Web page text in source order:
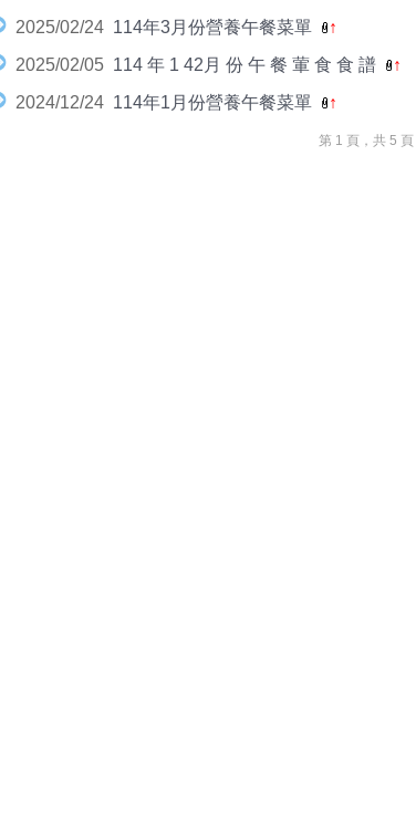
2025/02/24 114年3月份營養午餐菜單
↑
2025/02/05 114 年 1 42月 份 午 餐 葷 食 食 譜
↑
2024/12/24 114年1月份營養午餐菜單 ↑
第 1 頁，共 5